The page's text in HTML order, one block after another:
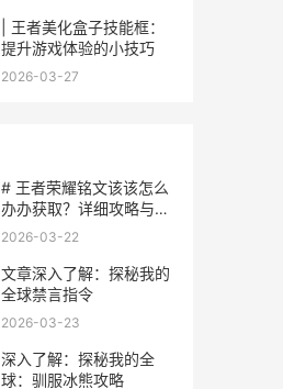
| 王者美化盒子技能框：
提升游戏体验的小技巧
2026-03-27
# 王者荣耀铭文该该怎么
办办获取？详细攻略与技
巧
2026-03-22
文章深入了解：探秘我的
全球禁言指令
2026-03-23
深入了解：探秘我的全
球：驯服冰熊攻略